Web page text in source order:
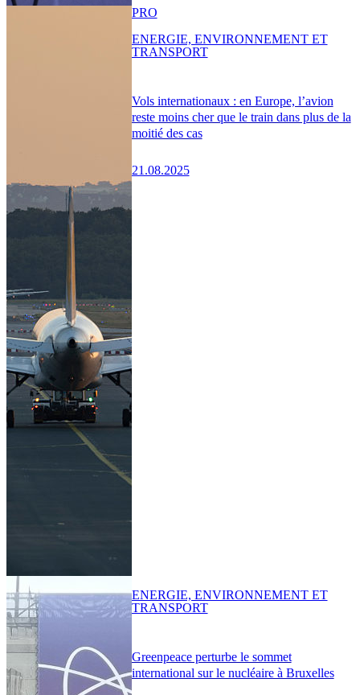
Vols internationaux : en Europe, l’avion
reste moins cher que le train dans plus de la
moitié des cas
21.08.2025
PRO
ENERGIE, ENVIRONNEMENT ET
TRANSPORT
Greenpeace perturbe le sommet
international sur le nucléaire à Bruxelles
ENERGIE, ENVIRONNEMENT ET
TRANSPORT